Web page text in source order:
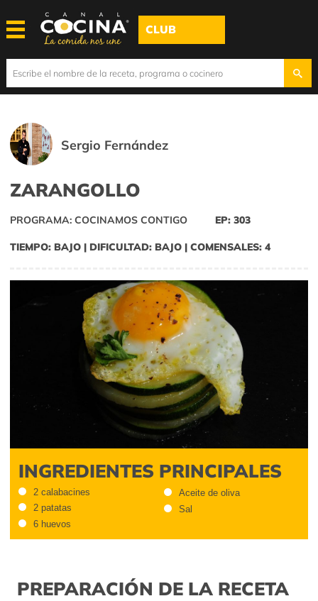
CLUB
Sergio Fernández
ZARANGOLLO
PROGRAMA: COCINAMOS CONTIGO EP: 303
TIEMPO: BAJO | DIFICULTAD: BAJO | COMENSALES: 4
INGREDIENTES PRINCIPALES
2 calabacines
2 patatas
6 huevos
Aceite de oliva
Sal
PREPARACIÓN DE LA RECETA